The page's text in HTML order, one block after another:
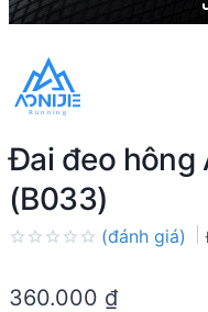
Đai đeo hông
(B033)
out
(đánh giá)
360.000 ₫